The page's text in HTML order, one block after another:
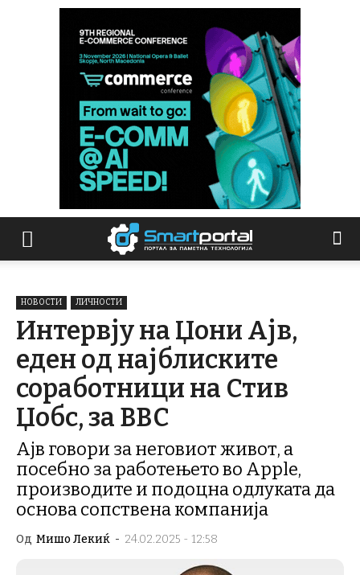
НОВОСТИ ЛИЧНОСТИ
Интервју на Џони Ајв,
еден од најблиските
соработници на Стив
Џобс, за BBC
Ајв говори за неговиот живот, а
посебно за работењето во Apple,
производите и подоцна одлуката да
основа сопствена компанија
Од Мишо Лекиќ - 24.02.2025 - 12:58